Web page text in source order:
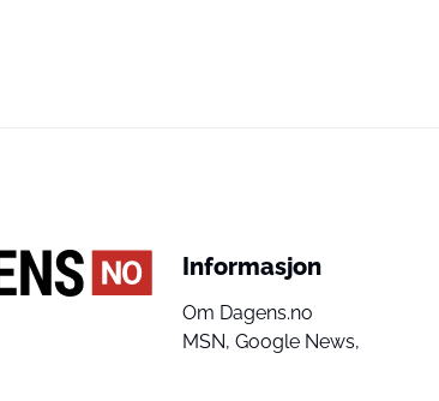
Informasjon
Om Dagens.no
MSN, Google News,